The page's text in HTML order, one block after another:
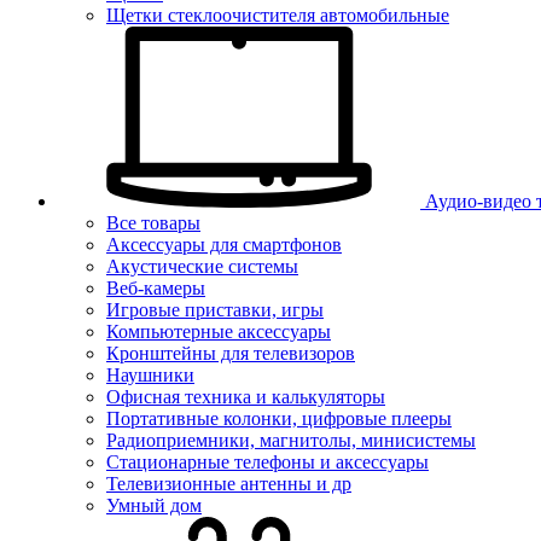
Щетки стеклоочистителя автомобильные
Аудио-видео
Все товары
Аксессуары для смартфонов
Акустические системы
Веб-камеры
Игровые приставки, игры
Компьютерные аксессуары
Кронштейны для телевизоров
Наушники
Офисная техника и калькуляторы
Портативные колонки, цифровые плееры
Радиоприемники, магнитолы, минисистемы
Стационарные телефоны и аксессуары
Телевизионные антенны и др
Умный дом